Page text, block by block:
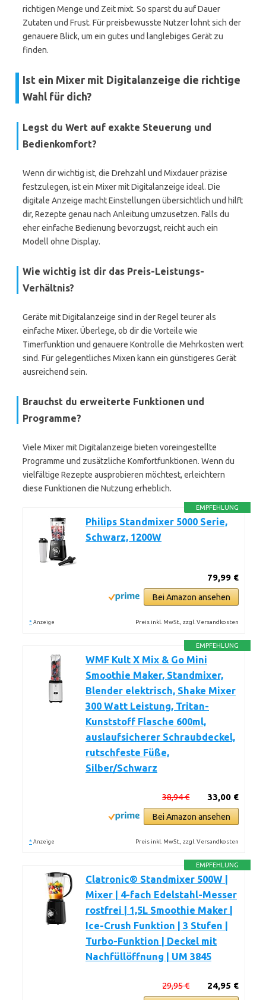
richtigen Menge und Zeit mixt. So sparst du auf Dauer
Zutaten und Frust. Für preisbewusste Nutzer lohnt sich der
genauere Blick, um ein gutes und langlebiges Gerät zu
finden.
Ist ein Mixer mit Digitalanzeige die richtige
Wahl für dich?
Legst du Wert auf exakte Steuerung und
Bedienkomfort?
Wenn dir wichtig ist, die Drehzahl und Mixdauer präzise
festzulegen, ist ein Mixer mit Digitalanzeige ideal. Die
digitale Anzeige macht Einstellungen übersichtlich und hilft
dir, Rezepte genau nach Anleitung umzusetzen. Falls du
eher einfache Bedienung bevorzugst, reicht auch ein
Modell ohne Display.
Wie wichtig ist dir das Preis-Leistungs-
Verhältnis?
Geräte mit Digitalanzeige sind in der Regel teurer als
einfache Mixer. Überlege, ob dir die Vorteile wie
Timerfunktion und genauere Kontrolle die Mehrkosten wert
sind. Für gelegentliches Mixen kann ein günstigeres Gerät
ausreichend sein.
Brauchst du erweiterte Funktionen und
Programme?
Viele Mixer mit Digitalanzeige bieten voreingestellte
Programme und zusätzliche Komfortfunktionen. Wenn du
vielfältige Rezepte ausprobieren möchtest, erleichtern
diese Funktionen die Nutzung erheblich.
EMPFEHLUNG
Philips Standmixer 5000 Serie,
Schwarz, 1200W
79,99 €
Bei Amazon ansehen
* Anzeige Preis inkl. MwSt., zzgl. Versandkosten
EMPFEHLUNG
WMF Kult X Mix & Go Mini
Smoothie Maker, Standmixer,
Blender elektrisch, Shake Mixer
300 Watt Leistung, Tritan-
Kunststoff Flasche 600ml,
auslaufsicherer Schraubdeckel,
rutschfeste Füße,
Silber/Schwarz
33,00 €
38,94 €
Bei Amazon ansehen
* Anzeige Preis inkl. MwSt., zzgl. Versandkosten
EMPFEHLUNG
Clatronic® Standmixer 500W |
Mixer | 4-fach Edelstahl-Messer
rostfrei | 1,5L Smoothie Maker |
Ice-Crush Funktion | 3 Stufen |
Turbo-Funktion | Deckel mit
Nachfüllöffnung | UM 3845
24,95 €
29,95 €